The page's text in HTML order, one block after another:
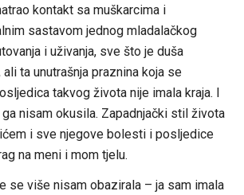
kontakt sa muškarcima i
sastavom jednog mladalačkog
i uživanja, sve što je duša
ta unutrašnja praznina koja se
takvog života nije imala kraja. I
ga nisam okusila. Zapadnjački stil života
i sve njegove bolesti i posljedice
na meni i mom tjelu.
se više nisam obazirala – ja sam imala